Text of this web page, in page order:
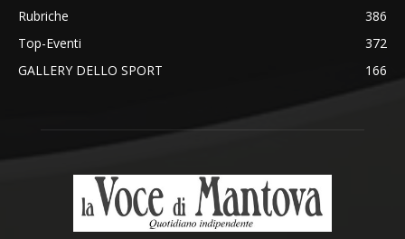
Rubriche
386
Top-Eventi
372
GALLERY DELLO SPORT
166